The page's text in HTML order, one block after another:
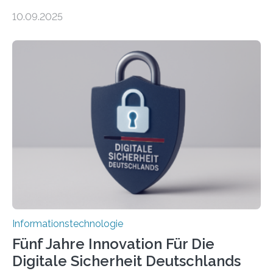
sich CAVECORE – ein neues Marie Skłodowska-Curie
koordiniert wird. Ab dem 1. September werden sich
über einen Zeitraum von vier Jahren insgesamt 15
Promovierende im Rahmen von CAVECORE mit
kognitiven Robotern beschäftigen – also mit Robotern,
die mittels Sensoren ihre Umgebung erfassen,
Informationen verarbeiten und häufig auch mit…
10.09.2025
Informationstechnologie
Fünf Jahre Innovation Für Die
Digitale Sicherheit Deutschlands